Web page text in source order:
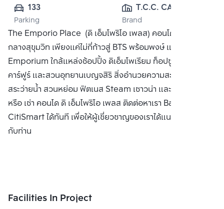
133
Parking
T.C.C. CAPITAL
LAND CO., LTD.
Brand
The Emporio Place (ดิ เอ็มโพริโอ เพลส) คอนโดมิเนียมหรู
กลางสุขุมวิท เพียงแค่ไม่กี่ก้าวสู่ BTS พร้อมพงษ์ และห้าง The
Emporium ใกล้แหล่งช้อปปิ้ง ดิเอ็มโพเรียม ท็อปซูเปอร์มาร์เก็ต
คาร์ฟูร์ และสวนอุทยานเบญจสิริ สิ่งอำนวยความสะดวก ล็อบบี้
สระว่ายน้ำ สวนหย่อม ฟิตเนส Steam เซาวน่า และ รปภ ซื้อ ขาย
หรือ เช่า คอนโด ดิ เอ็มโพริโอ เพลส ติดต่อหาเรา Bangkok
CitiSmart ได้ทันที เพื่อให้ผู้เชี่ยวชาญของเราได้แนะนำคอนโดให้
กับท่าน
Facilities In Project